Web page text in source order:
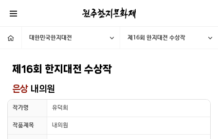
대한민국한지대전 제16회 한지대전 수상작
제16회 한지대전 수상작
은상내의원
작가명 유덕희
작품제목 내의원